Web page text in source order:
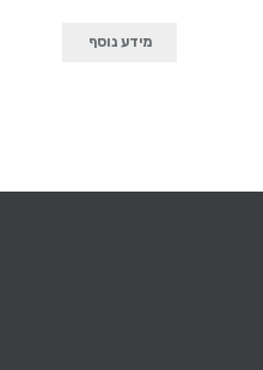
מידע נוסף